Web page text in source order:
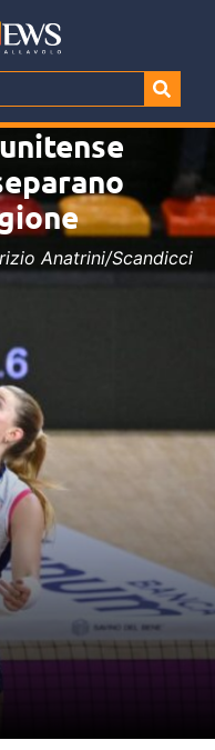
Anatrini/Scandicci